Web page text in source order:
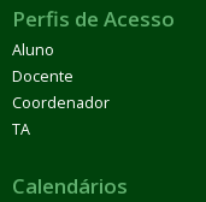
Perfis de Acesso
Aluno
Docente
Coordenador
TA
Calendários